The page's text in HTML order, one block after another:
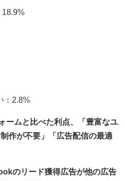
18.9%
：2.8%
ームと比べた利点、「豊富なユ
作が不要」「広告配信の最適
のリード獲得広告が他の広告